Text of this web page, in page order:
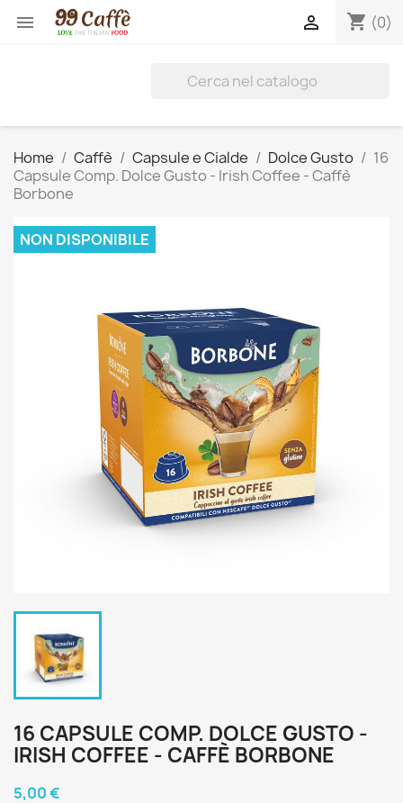
 shopping_cart (0)

Home Caffè Capsule e Cialde Dolce Gusto
16
Capsule Comp. Dolce Gusto - Irish Coffee - Caffè
Borbone
NON DISPONIBILE
16 CAPSULE COMP. DOLCE GUSTO -
IRISH COFFEE - CAFFÈ BORBONE
5,00 €